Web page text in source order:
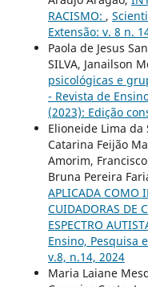
RACISMO: ,
Extensão: v. 8 n.
Paola de Jesus
SILVA, Janailson
psicológicas e
- Revista de
(2023): Edição
Elioneide Lima da
Catarina Feijão
Amorim,
Bruna Pereira
APLICADA COMO
CUIDADORAS DE
ESPECTRO
Ensino, Pesquisa
v.8, n.14, 2024
Maria Laiane